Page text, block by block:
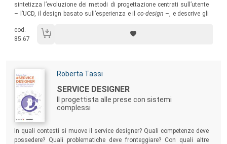
sintetizza l’evoluzione dei metodi di progettazione centrati sull’utente
– l’UCD, il design basato sull’esperienza e il co-design –, e descrive gli
utenti finali nei processi di progettazione.
cod.
85.67
Autori:
Roberta Tassi
Titolo:
SERVICE DESIGNER
Il progettista alle prese con sistemi
complessi
Sommario:
In quali contesti si muove il service designer? Quali competenze deve
possedere? Quali problematiche deve fronteggiare? Con quali altre